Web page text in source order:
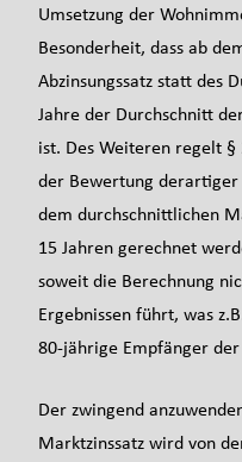
Umsetzung der
Besonderheit, dass ab
Abzinsungssatz statt des
Jahre der Durchschnitt
ist. Des Weiteren regelt §
der Bewertung
dem durchschnittlichen
15 Jahren gerechnet
soweit die Berechnung
Ergebnissen führt, was
80-jährige Empfänger
Der zwingend
Marktzinssatz wird von